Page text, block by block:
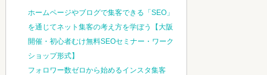
ホームページやブログで集客できる「SEO」
を通じてネット集客の考え方を学ぼう【大阪
開催・初心者むけ無料SEOセミナー・ワーク
ショップ形式】
フォロワー数ゼロから始めるインスタ集客